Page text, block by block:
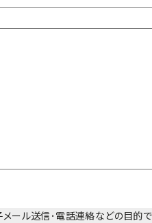
ール送信･電話連絡などの目的